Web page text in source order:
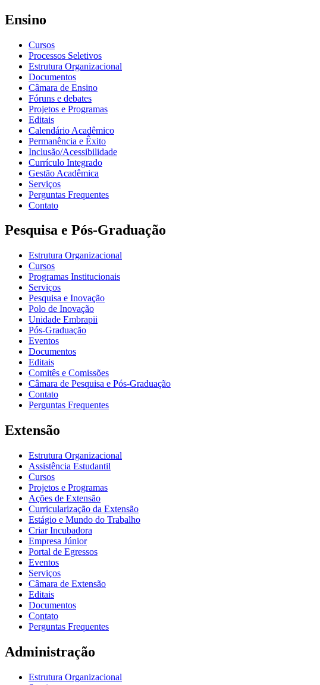
Ensino
Cursos
Processos Seletivos
Estrutura Organizacional
Documentos
Câmara de Ensino
Fóruns e debates
Projetos e Programas
Editais
Calendário Acadêmico
Permanência e Êxito
Inclusão/Acessibilidade
Currículo Integrado
Gestão Acadêmica
Serviços
Perguntas Frequentes
Contato
Pesquisa e Pós-Graduação
Estrutura Organizacional
Cursos
Programas Institucionais
Serviços
Pesquisa e Inovação
Polo de Inovação
Unidade Embrapii
Pós-Graduação
Eventos
Documentos
Editais
Comitês e Comissões
Câmara de Pesquisa e Pós-Graduação
Contato
Perguntas Frequentes
Extensão
Estrutura Organizacional
Assistência Estudantil
Cursos
Projetos e Programas
Ações de Extensão
Curricularização da Extensão
Estágio e Mundo do Trabalho
Criar Incubadora
Empresa Júnior
Portal de Egressos
Eventos
Serviços
Câmara de Extensão
Editais
Documentos
Contato
Perguntas Frequentes
Administração
Estrutura Organizacional